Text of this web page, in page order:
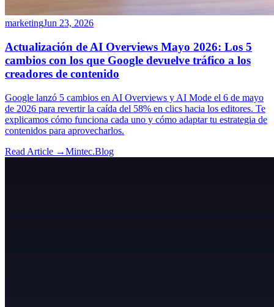
marketingJun 23, 2026
Actualización de AI Overviews Mayo 2026: Los 5
cambios con los que Google devuelve tráfico a los
creadores de contenido
Google lanzó 5 cambios en AI Overviews y AI Mode el 6 de mayo
de 2026 para revertir la caída del 58% en clics hacia los editores. Te
explicamos cómo funciona cada uno y cómo adaptar tu estrategia de
contenidos para aprovecharlos.
Read Article →Mintec.Blog